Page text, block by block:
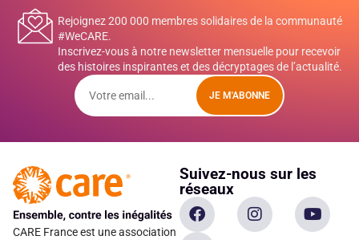
Rejoignez 200 000 membres solidaires de la communauté
#WeCARE.
Inscrivez-vous à notre newsletter mensuelle pour recevoir
des histoires inspirantes et des décryptages de l’actualité.
JE M'ABONNE
CARE France est une association
Suivez-nous sur les
réseaux